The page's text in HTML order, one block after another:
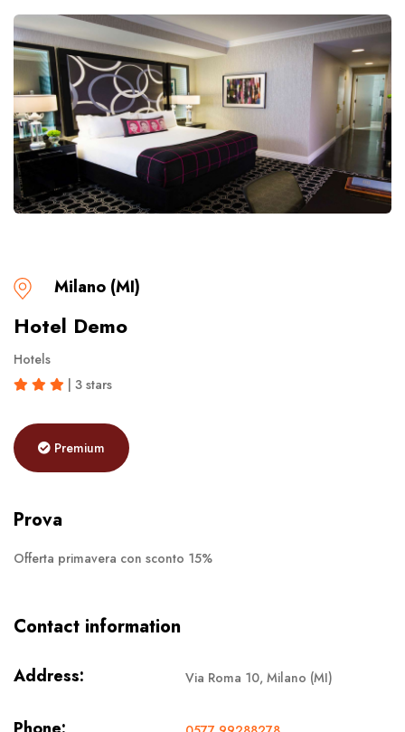
Milano (MI)
Hotel Demo
Hotels
| 3 stars
Premium
Prova
Offerta primavera con sconto 15%
Contact information
Address: Via Roma 10, Milano (MI)